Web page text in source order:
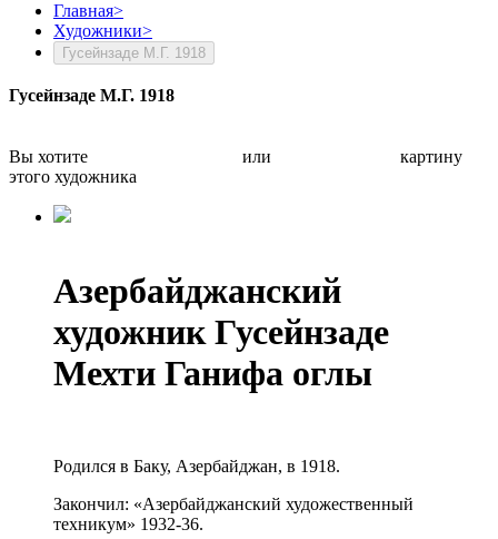
Главная>
Художники>
Гусейнзаде М.Г. 1918
Гусейнзаде М.Г. 1918
Вы хотите или
картину
этого художника
Азербайджанский
художник Гусейнзаде
Мехти Ганифа оглы
Родился в Баку, Азербайджан, в 1918.
Закончил: «Азербайджанский художественный
техникум» 1932-36.